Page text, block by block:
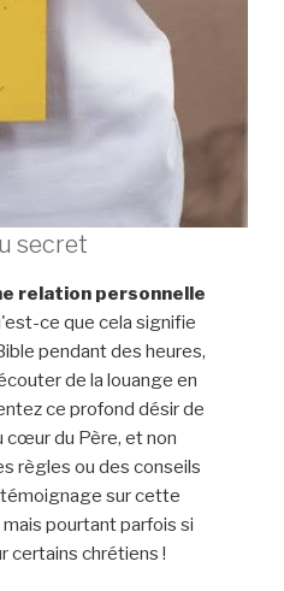
secret
relation personnelle
ce que cela signifie
pendant des heures,
de la louange en
ce profond désir de
cœur du Père, et non
règles ou des conseils
sur cette
pourtant parfois si
certains chrétiens !